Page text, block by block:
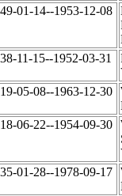
01-14--1953-12-08
11-15--1952-03-31
05-08--1963-12-30
06-22--1954-09-30
01-28--1978-09-17